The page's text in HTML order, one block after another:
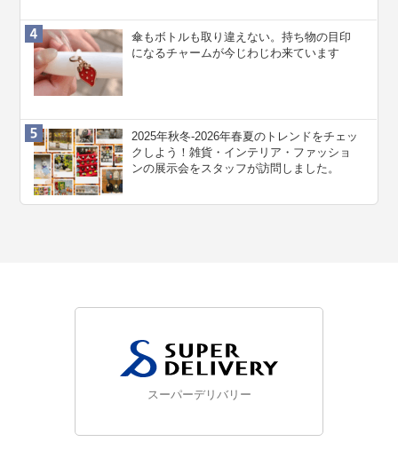
傘もボトルも取り違えない。持ち物の目印
になるチャームが今じわじわ来ています
2025年秋冬-2026年春夏のトレンドをチェッ
クしよう！雑貨・インテリア・ファッショ
ンの展示会をスタッフが訪問しました。
スーパーデリバリー